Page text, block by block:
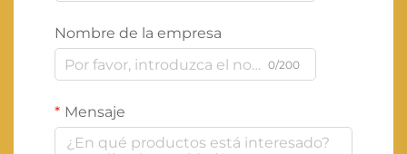
Nombre de la empresa
0/200
Mensaje